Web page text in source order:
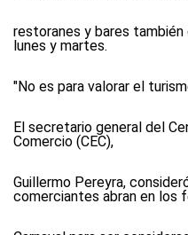
restoranes y bares
lunes y martes.
"No es para valorar el
El secretario general del
Comercio (CEC),
Guillermo Pereyra,
comerciantes abran en los